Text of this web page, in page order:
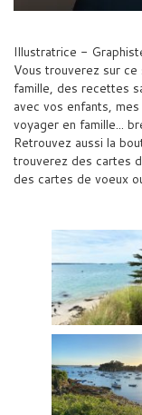
Illustratrice -
Vous trouverez sur
famille, des recettes
avec vos enfants,
voyager en famille...
Retrouvez aussi la
trouverez des cartes
des cartes de voeux